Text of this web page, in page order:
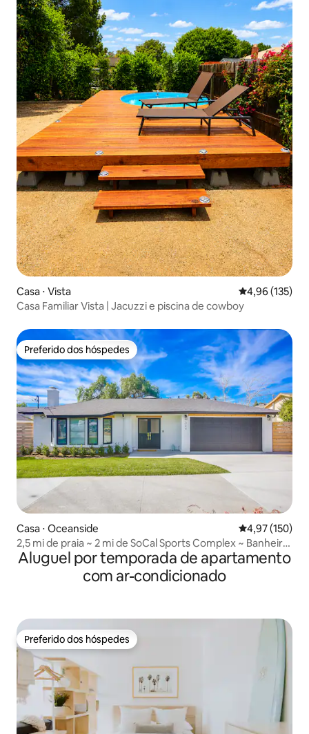
Casa ⋅ Vista 4,96 de uma
4,96 (135)
Casa Familiar Vista | Jacuzzi e piscina de cowboy
Preferido dos hóspedes
Preferido dos hóspedes
Casa ⋅ Oceanside 4,97 de uma
4,97 (150)
2,5 mi de praia ~ 2 mi de SoCal Sports Complex ~ Banheira
de hidromassagem
Aluguel por temporada de apartamento
com ar-condicionado
Preferido dos hóspedes
Preferido dos hóspedes